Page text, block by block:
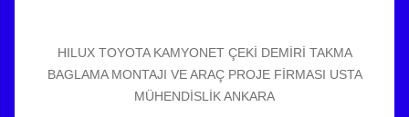
HILUX TOYOTA KAMYONET ÇEKİ DEMİRİ TAKMA
BAGLAMA MONTAJI VE ARAÇ PROJE FİRMASI USTA
MÜHENDİSLİK ANKARA